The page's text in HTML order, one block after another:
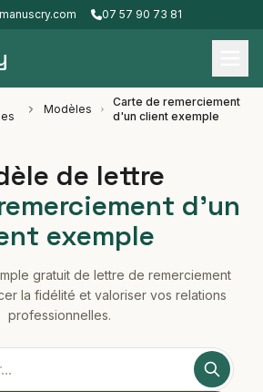
07 57 90 73 81
Modèles
Carte de remerciement
d'un client exemple
de lettre
d'un
exemple
gratuit de lettre de remerciement
la fidélité et valoriser vos relations
professionnelles.